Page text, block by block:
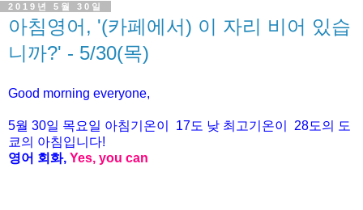
2019년 5월 30일
아침영어, '(카페에서) 이 자리 비어 있습
니까?' - 5/30(목)
Good morning everyone,
5월 30일 목요일 아침기온이 17도 낮 최고기온이 28도의 도
쿄의 아침입니다!
영어 회화, Yes, you can